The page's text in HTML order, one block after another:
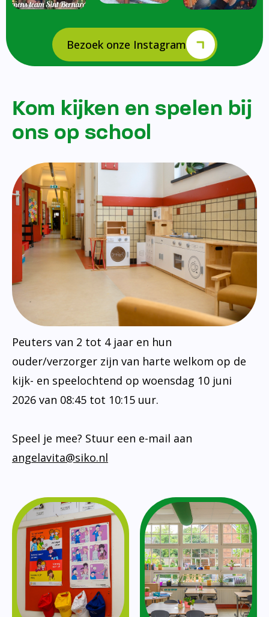
Bezoek onze Instagram
Kom kijken en spelen bij
ons op school
Peuters van 2 tot 4 jaar en hun
ouder/verzorger zijn van harte welkom op de
kijk- en speelochtend op woensdag 10 juni
2026 van 08:45 tot 10:15 uur.
Speel je mee? Stuur een e-mail aan
angelavita@siko.nl